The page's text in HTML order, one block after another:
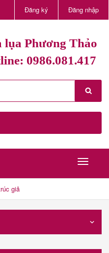
Đăng ký Đăng nhập
lụa Phương Thảo
0986.081.417
giả